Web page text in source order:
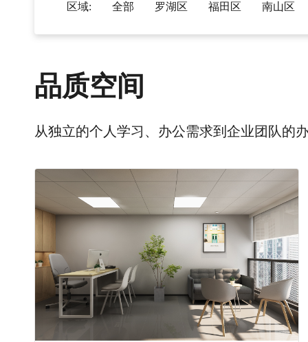
区域: 全部 罗湖区 福田区 南山区
品质空间
从独立的个人学习、办公需求到企业团队的